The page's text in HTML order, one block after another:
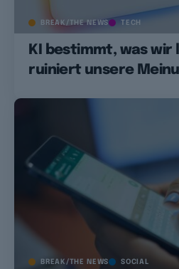
BREAK/THE NEWS TECH
KI bestimmt, was wir
ruiniert unsere
BREAK/THE NEWS SOCIAL